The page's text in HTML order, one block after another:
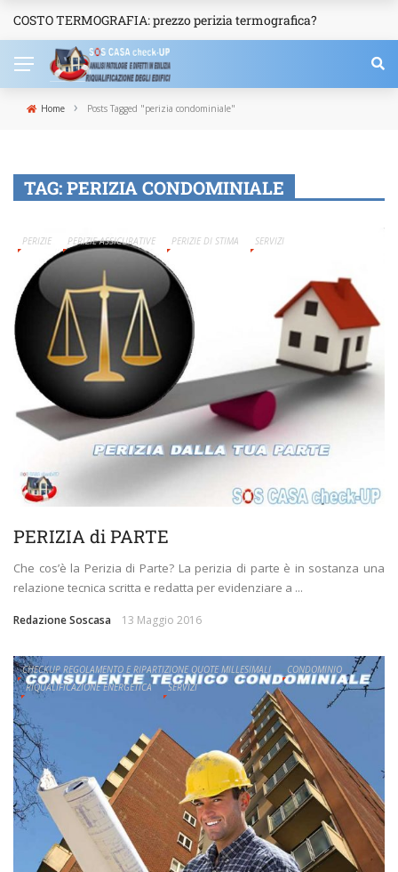
NEWS
COSTO TERMOGRAFIA: prezzo perizia termografica?
Home › Posts Tagged "perizia condominiale"
TAG:PERIZIA CONDOMINIALE
PERIZIE PERIZIE ASSICURATIVE PERIZIE DI STIMA SERVIZI
PERIZIA di PARTE
Che cos’è la Perizia di Parte? La perizia di parte è in sostanza una
relazione tecnica scritta e redatta per evidenziare a ...
Redazione Soscasa 13 Maggio 2016
CHECKUP REGOLAMENTO E RIPARTIZIONE QUOTE MILLESIMALI
CONDOMINIO
RIQUALIFICAZIONE ENERGETICA
SERVIZI